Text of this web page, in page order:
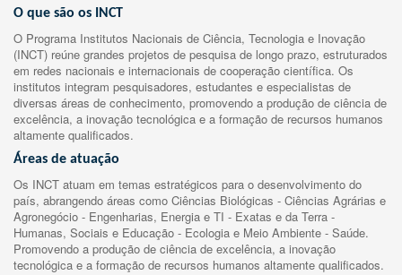
O que são os INCT
O Programa Institutos Nacionais de Ciência, Tecnologia e Inovação
(INCT) reúne grandes projetos de pesquisa de longo prazo, estruturados
em redes nacionais e internacionais de cooperação científica. Os
institutos integram pesquisadores, estudantes e especialistas de
diversas áreas de conhecimento, promovendo a produção de ciência de
excelência, a inovação tecnológica e a formação de recursos humanos
altamente qualificados.
Áreas de atuação
Os INCT atuam em temas estratégicos para o desenvolvimento do
país, abrangendo áreas como Ciências Biológicas - Ciências Agrárias e
Agronegócio - Engenharias, Energia e TI - Exatas e da Terra -
Humanas, Sociais e Educação - Ecologia e Meio Ambiente - Saúde.
Promovendo a produção de ciência de excelência, a inovação
tecnológica e a formação de recursos humanos altamente qualificados.